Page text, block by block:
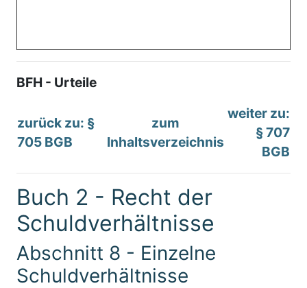
BFH - Urteile
zurück zu: §
705 BGB
zum
Inhaltsverzeichnis
weiter zu:
§ 707
BGB
Buch 2 - Recht der
Schuldverhältnisse
Abschnitt 8 - Einzelne
Schuldverhältnisse